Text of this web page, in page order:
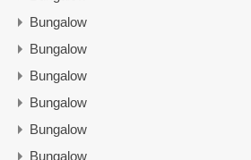
Bungalow
Bungalow
Bungalow
Bungalow
Bungalow
Bungalow